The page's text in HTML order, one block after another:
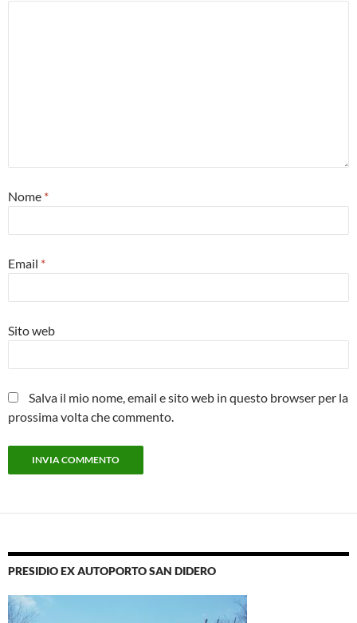
Nome *
Email *
Sito web
Salva il mio nome, email e sito web in questo browser per la
prossima volta che commento.
PRESIDIO EX AUTOPORTO SAN DIDERO